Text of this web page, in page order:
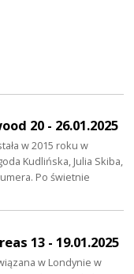
20 - 26.01.2025
w 2015 roku w
Kudlińska, Julia Skiba,
Po świetnie
13 - 19.01.2025
w Londynie w